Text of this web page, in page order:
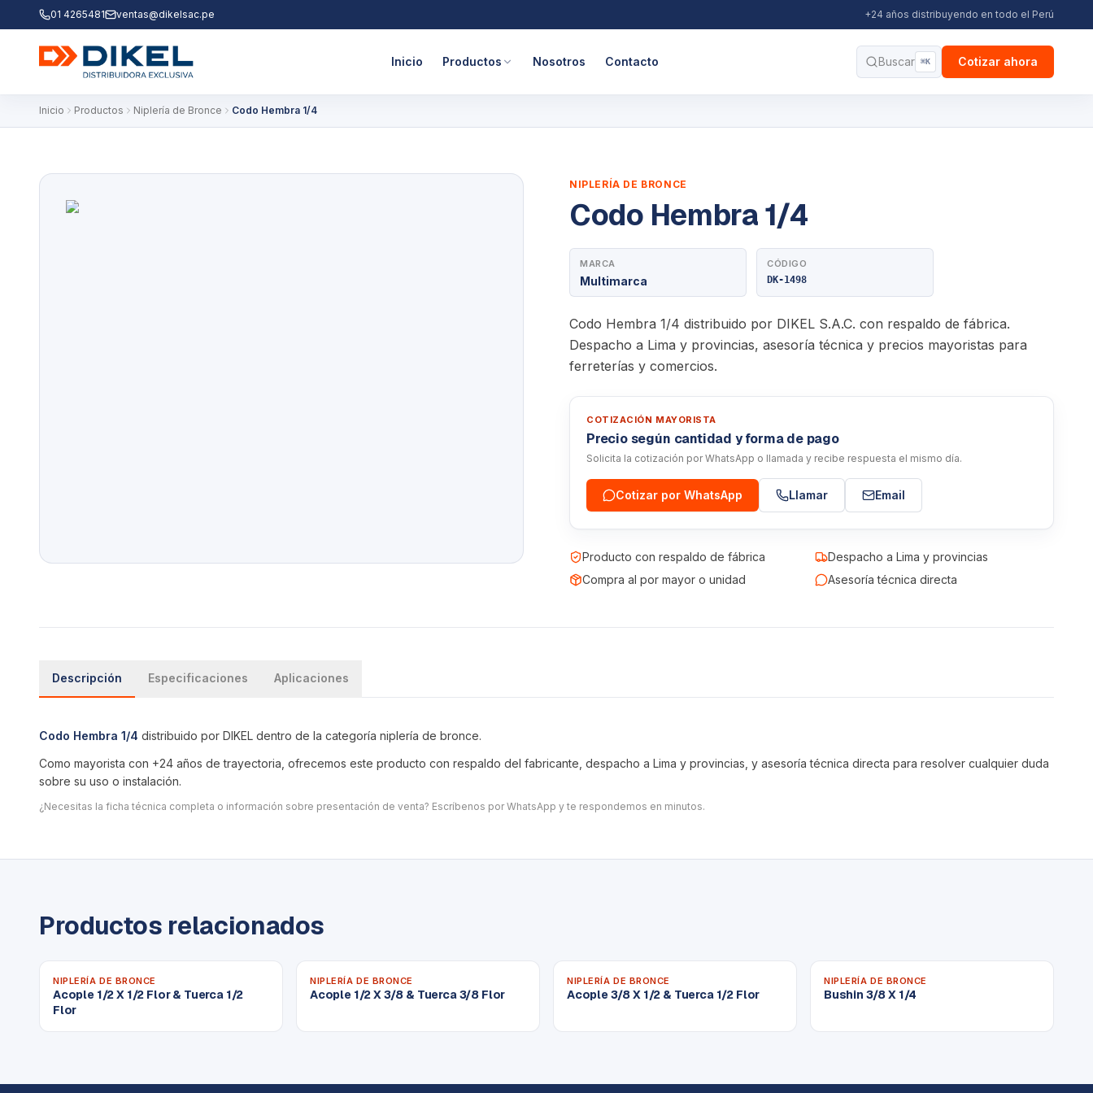
01 4265481 ventas@dikelsac.pe +24 años distribuyendo en todo el Perú
Inicio Productos Nosotros Contacto Buscar ⌘K Cotizar ahora
Inicio Productos Niplería de Bronce Codo Hembra 1/4
NIPLERÍA DE BRONCE
Codo Hembra 1/4
MARCA
Multimarca
CÓDIGO
DK-1498
Codo Hembra 1/4 distribuido por DIKEL S.A.C. con respaldo de fábrica.
Despacho a Lima y provincias, asesoría técnica y precios mayoristas para
ferreterías y comercios.
COTIZACIÓN MAYORISTA
Precio según cantidad y forma de pago
Solicita la cotización por WhatsApp o llamada y recibe respuesta el mismo día.
Cotizar por WhatsApp Llamar Email
Producto con respaldo de fábrica
Despacho a Lima y provincias
Compra al por mayor o unidad
Asesoría técnica directa
Descripción Especificaciones Aplicaciones
Codo Hembra 1/4 distribuido por DIKEL dentro de la categoría niplería de bronce.
Como mayorista con +24 años de trayectoria, ofrecemos este producto con respaldo del fabricante, despacho a Lima y provincias, y asesoría técnica directa para resolver cualquier duda
sobre su uso o instalación.
¿Necesitas la ficha técnica completa o información sobre presentación de venta? Escríbenos por WhatsApp y te respondemos en minutos.
Productos relacionados
NIPLERÍA DE BRONCE
Acople 1/2 X 1/2 Flor & Tuerca 1/2
Flor
NIPLERÍA DE BRONCE
Acople 1/2 X 3/8 & Tuerca 3/8 Flor
NIPLERÍA DE BRONCE
Acople 3/8 X 1/2 & Tuerca 1/2 Flor
NIPLERÍA DE BRONCE
Bushin 3/8 X 1/4